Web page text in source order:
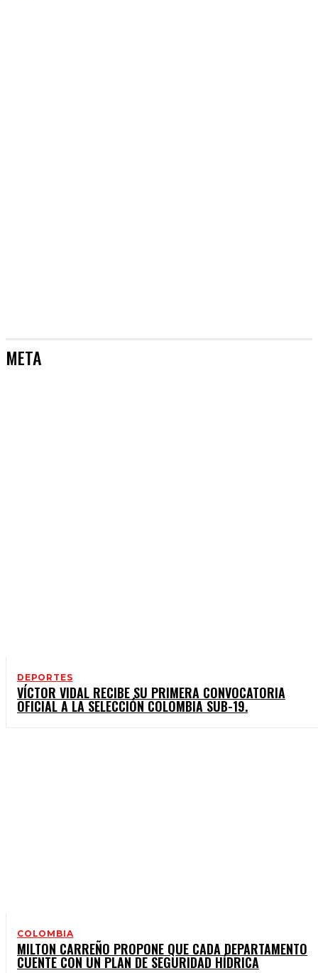
META
DEPORTES
VÍCTOR VIDAL RECIBE SU PRIMERA CONVOCATORIA
OFICIAL A LA SELECCIÓN COLOMBIA SUB-19.
COLOMBIA
MILTON CARREÑO PROPONE QUE CADA DEPARTAMENTO
CUENTE CON UN PLAN DE SEGURIDAD HÍDRICA